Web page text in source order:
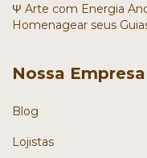
Ψ Arte com Energia
Homenagear seus
Nossa Empresa
Blog
Lojistas